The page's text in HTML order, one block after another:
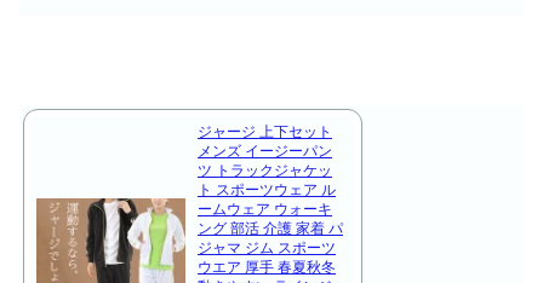
ジャージ 上下セット
メンズ イージーパン
ツ トラックジャケッ
ト スポーツウェア ル
ームウェア ウォーキ
ング 部活 介護 家着 パ
ジャマ ジム スポーツ
ウエア 厚手 春夏秋冬